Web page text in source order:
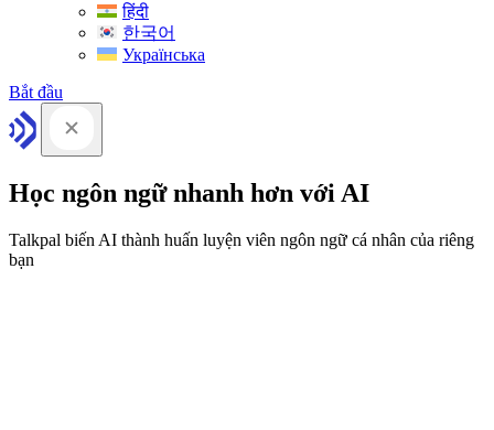
हिंदी
한국어
Українська
Bắt đầu
Học ngôn ngữ nhanh hơn với AI
Talkpal biến AI thành huấn luyện viên ngôn ngữ cá nhân của riêng
bạn